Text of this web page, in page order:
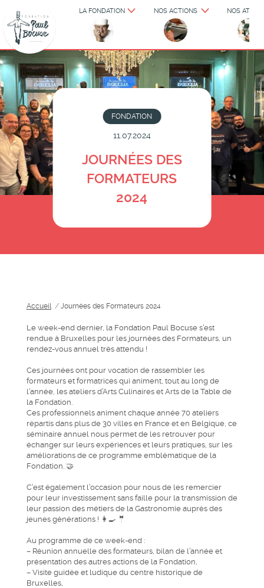
LA FONDATION NOS ACTIONS NOS
11.07.2024
FONDATION
JOURNÉES DES
FORMATEURS
2024
Accueil/ Journées des Formateurs 2024
Le week-end dernier, la Fondation Paul Bocuse s’est
rendue à Bruxelles pour les journées des Formateurs, un
rendez-vous annuel très attendu !
Ces journées ont pour vocation de rassembler les
formateurs et formatrices qui animent, tout au long de
l’année, les ateliers d’Arts Culinaires et Arts de la Table de
la Fondation.
Ces professionnels animent chaque année 70 ateliers
répartis dans plus de 30 villes en France et en Belgique, ce
séminaire annuel nous permet de les retrouver pour
échanger sur leurs expériences et leurs pratiques, sur les
améliorations de ce programme emblématique de la
Fondation. 🤝
C’est également l’occasion pour nous de les remercier
pour leur investissement sans faille pour la transmission de
leur passion des métiers de la Gastronomie auprès des
jeunes générations ! 👩‍🍳 🤵
Au programme de ce week-end :
– Réunion annuelle des formateurs, bilan de l’année et
présentation des autres actions de la Fondation,
– Visite guidée et ludique du centre historique de
Bruxelles,